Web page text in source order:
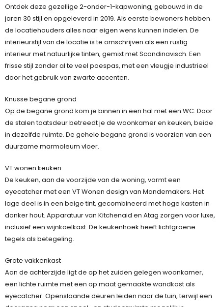
Ontdek deze gezellige 2-onder-1-kapwoning, gebouwd in de
jaren 30 stijl en opgeleverd in 2019. Als eerste bewoners hebben
de locatiehouders alles naar eigen wens kunnen indelen. De
interieurstijl van de locatie is te omschrijven als een rustig
interieur met natuurlijke tinten, gemixt met Scandinavisch. Een
frisse stijl zonder al te veel poespas, met een vleugje industrieel
door het gebruik van zwarte accenten.
Knusse begane grond
Op de begane grond kom je binnen in een hal met een WC. Door
de stalen taatsdeur betreedt je de woonkamer en keuken, beide
in dezelfde ruimte. De gehele begane grond is voorzien van een
duurzame marmoleum vloer.
VT wonen keuken
De keuken, aan de voorzijde van de woning, vormt een
eyecatcher met een VT Wonen design van Mandemakers. Het
lage deel is in een beige tint, gecombineerd met hoge kasten in
donker hout. Apparatuur van Kitchenaid en Atag zorgen voor luxe,
inclusief een wijnkoelkast. De keukenhoek heeft lichtgroene
tegels als betegeling.
Grote vakkenkast
Aan de achterzijde ligt de op het zuiden gelegen woonkamer,
een lichte ruimte met een op maat gemaakte wandkast als
eyecatcher. Openslaande deuren leiden naar de tuin, terwijl een